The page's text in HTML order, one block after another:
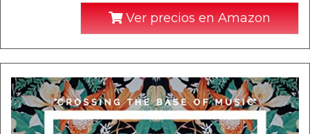
Ver precios en Amazon